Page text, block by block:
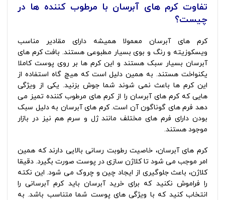
تفاوت کرم های آبرسان با مرطوب کننده ها در
چیست؟
کرم های آبرسان معمولا همیشه دارای مقادیر مناسب
ویسکوزیته و رنگ و بوی بسیار مطبوعی هستند. بافت کرم های
آبرسان بسیار سبک هستند و این کرم ها بر روی پوست کاملا
یکنواخت هستند. به همین دلیل است که هیچ گاه استفاده از
این کرم ها باعث نمی شوند شما جوش بزنید. یکی از ویژگی
هایی که کرم های آبرسان را از کرم های مرطوب کننده تمیز می
دهد فرم های گوناگون آن است. کرم های آبرسان به دلیل سبک
بودن دارای فرم های مختلف مانند ژل و سرم هم نیز در بازار
موجود هستند.
کرم های آبرسان، خاصیت رطوبت رسانی بالایی دارند که همین
امر موجب می شود تا کلاژن سازی در پوست صورت بگیرد. دقیقا
کلاژن، باعث جلوگیری از ایجاد چین و چروک می شود. این نکته
را فراموش نکنید که برای خرید آبرسان باید کرم آبرسانی را
انتخاب کنید که با ویژگی های پوست شما متناسب باشد. به